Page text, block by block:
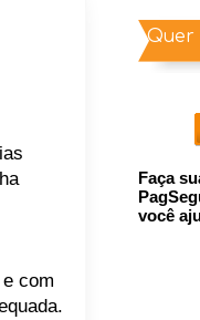
com
Quer
Faça
você